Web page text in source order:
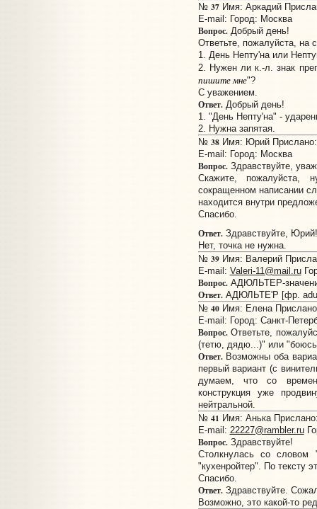
№ 37Имя: Аркадий
E-mail: Город: Москва
Вопрос.Добрый день!
Ответьте, пожалуйста, на
1. День Непту'на или
2. Нужен ли к.-л. знак
пишите мне"?
С уважением.
Ответ.Добрый день!
1. "День Непту'на" -
2. Нужна запятая.
№ 38Имя: Юрий Прислано:
E-mail: Город: Москва
Вопрос.Здравствуйте,
Скажите,
сокращенном написании
находится внутри
Спасибо.
Ответ.Здравствуйте, Юрий!
Нет, точка не нужна.
№ 39Имя: Валерий
E-mail: Valeri-11@mail.ru
Вопрос.АДЮЛЬТЕР-
Ответ.АДЮЛЬТЕ'Р [фр.
№ 40Имя: Елена
E-mail: Город: Санкт-
Вопрос.Ответьте,
(тетю, дядю...)" или
Ответ.Возможны оба
первый вариант (с
думаем, что со
конструкция уже
нейтральной.
№ 41 Имя: Анька
E-mail: 22227@rambler.ru
Вопрос.Здравствуйте!
Столкнулась со словом
"кухенройтер". По тексту
Спасибо.
Ответ.Здравствуйте.
Возможно, это какой-то